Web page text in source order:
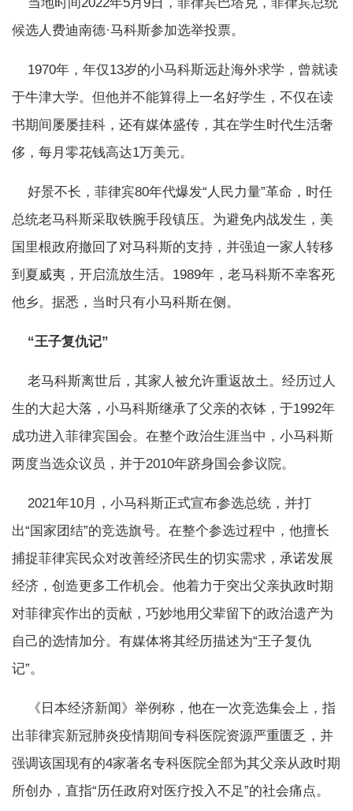
候选人费迪南德·马科斯参加选举投票。
1970年，年仅13岁的小马科斯远赴海外求学，曾就读
于牛津大学。但他并不能算得上一名好学生，不仅在读
书期间屡屡挂科，还有媒体盛传，其在学生时代生活奢
侈，每月零花钱高达1万美元。
好景不长，菲律宾80年代爆发“人民力量”革命，时任
总统老马科斯采取铁腕手段镇压。为避免内战发生，美
国里根政府撤回了对马科斯的支持，并强迫一家人转移
到夏威夷，开启流放生活。1989年，老马科斯不幸客死
他乡。据悉，当时只有小马科斯在侧。
“王子复仇记”
老马科斯离世后，其家人被允许重返故土。经历过人
生的大起大落，小马科斯继承了父亲的衣钵，于1992年
成功进入菲律宾国会。在整个政治生涯当中，小马科斯
两度当选众议员，并于2010年跻身国会参议院。
2021年10月，小马科斯正式宣布参选总统，并打
出“国家团结”的竞选旗号。在整个参选过程中，他擅长
捕捉菲律宾民众对改善经济民生的切实需求，承诺发展
经济，创造更多工作机会。他着力于突出父亲执政时期
对菲律宾作出的贡献，巧妙地用父辈留下的政治遗产为
自己的选情加分。有媒体将其经历描述为“王子复仇
记”。
《日本经济新闻》举例称，他在一次竞选集会上，指
出菲律宾新冠肺炎疫情期间专科医院资源严重匮乏，并
强调该国现有的4家著名专科医院全部为其父亲从政时期
所创办，直指“历任政府对医疗投入不足”的社会痛点。